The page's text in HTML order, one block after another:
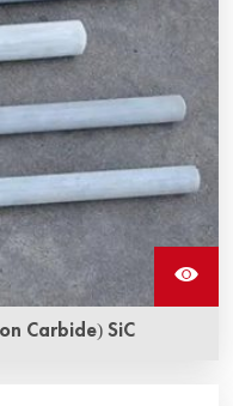
Carbide) SiC